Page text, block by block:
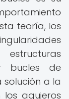
teoría, los
bucles de
solución a la
agujeros